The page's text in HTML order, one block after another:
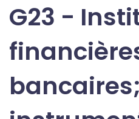
G23 -
bancaires;